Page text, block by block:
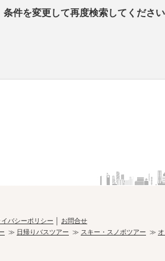
件を変更して再度検索してくださ
イバシーポリシー
お問合せ
≫ 日帰りバスツアー ≫ スキー・スノボツアー ≫